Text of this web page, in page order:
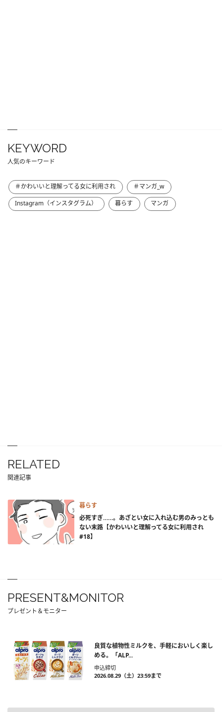
KEYWORD
人気のキーワード
＃かわいいと理解ってる女に利用され
＃マンガ_w
Instagram（インスタグラム）
暮らす マンガ
RELATED
関連記事
暮らす
必死すぎ……。あざとい女に入れ込む男のみっとも
ない末路【かわいいと理解ってる女に利用され
#18】
PRESENT&MONITOR
プレゼント＆モニター
良質な植物性ミルクを、手軽においしく楽し
める。「ALP...
申込締切
2026.08.29（土）23:59まで